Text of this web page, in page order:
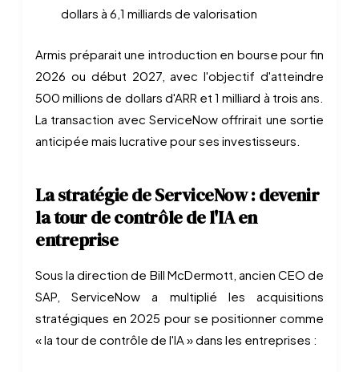
dollars à 6,1 milliards de valorisation
Armis préparait une introduction en bourse pour fin
2026 ou début 2027, avec l'objectif d'atteindre
500 millions de dollars d'ARR et 1 milliard à trois ans.
La transaction avec ServiceNow offrirait une sortie
anticipée mais lucrative pour ses investisseurs.
La stratégie de ServiceNow : devenir
la tour de contrôle de l'IA en
entreprise
Sous la direction de Bill McDermott, ancien CEO de
SAP, ServiceNow a multiplié les acquisitions
stratégiques en 2025 pour se positionner comme
« la tour de contrôle de l'IA » dans les entreprises :